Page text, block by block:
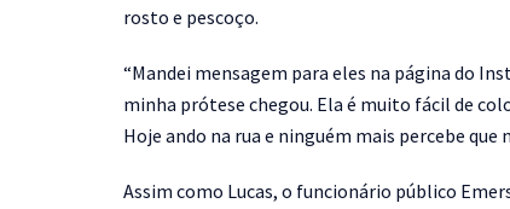
rosto e pescoço.
“Mandei mensagem para eles na página do
minha prótese chegou. Ela é muito fácil de
Hoje ando na rua e ninguém mais percebe que
Assim como Lucas, o funcionário público